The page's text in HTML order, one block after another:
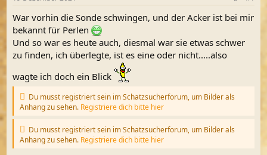
e
r
t
a
m
War vorhin die Sonde schwingen, und der Acker ist bei mir
bekannt für Perlen
Und so war es heute auch, diesmal war sie etwas schwer
zu finden, ich überlegte, ist es eine oder nicht.....also
wagte ich doch ein Blick
Du musst registriert sein im Schatzsucherforum, um Bilder als
Anhang zu sehen. Registriere dich bitte hier
Du musst registriert sein im Schatzsucherforum, um Bilder als
Anhang zu sehen. Registriere dich bitte hier